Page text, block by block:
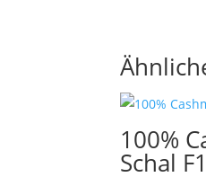
100%
Schal